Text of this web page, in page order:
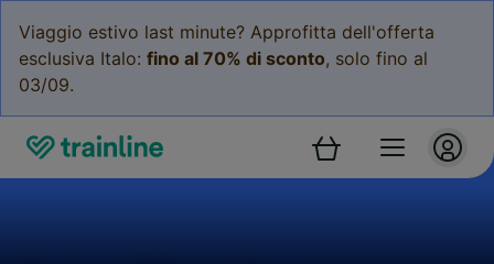
Viaggio estivo last minute? Approfitta dell'offerta
esclusiva Italo: fino al 70% di sconto, solo fino al
03/09.